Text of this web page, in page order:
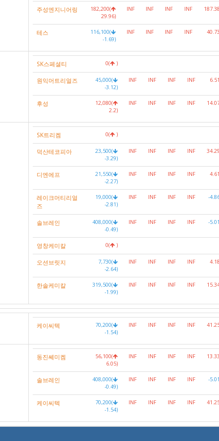
주성엔지니어링
182,200(
29.96)
INF INF INF INF 187.38
테스
116,100(
-1.69)
INF INF INF INF 40.73
SK스페셜티 0( )
원익머트리얼즈
45,000(
-3.12)
INF INF INF INF 6.51
후성
12,080(
2.2)
INF INF INF INF
SK트리켐 0( )
덕산테코피아
23,500(
-3.29)
INF INF INF INF 34.29
디엔에프
21,550(
-2.27)
INF INF INF INF 4.61
레이크머티리얼
즈
19,000(
-2.81)
INF INF INF INF -
솔브레인
408,000(
-0.49)
INF INF INF INF -5.01
영창케미칼 0( )
오션브릿지
7,730(
-2.64)
INF INF INF INF 4.18
한솔케미칼
319,500(
-1.99)
INF INF INF INF
케이씨텍
70,200(
-1.54)
INF INF INF INF
동진쎄미켐
56,100(
6.05)
INF INF INF INF 13.33
솔브레인
408,000(
-0.49)
INF INF INF INF -5.01
케이씨텍
70,200(
-1.54)
INF INF INF INF